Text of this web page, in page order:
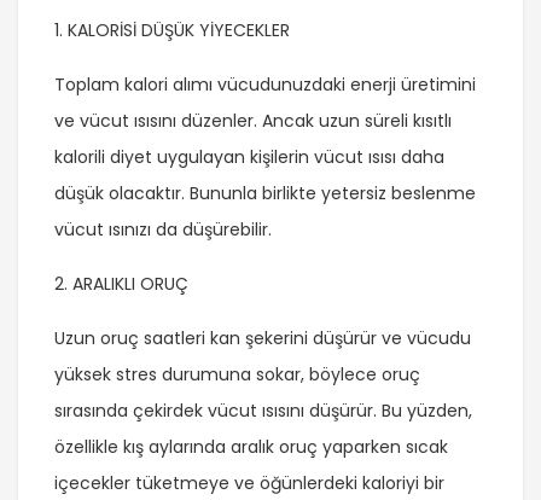
1. KALORİSİ DÜŞÜK YİYECEKLER
Toplam kalori alımı vücudunuzdaki enerji üretimini
ve vücut ısısını düzenler. Ancak uzun süreli kısıtlı
kalorili diyet uygulayan kişilerin vücut ısısı daha
düşük olacaktır. Bununla birlikte yetersiz beslenme
vücut ısınızı da düşürebilir.
2. ARALIKLI ORUÇ
Uzun oruç saatleri kan şekerini düşürür ve vücudu
yüksek stres durumuna sokar, böylece oruç
sırasında çekirdek vücut ısısını düşürür. Bu yüzden,
özellikle kış aylarında aralık oruç yaparken sıcak
içecekler tüketmeye ve öğünlerdeki kaloriyi bir